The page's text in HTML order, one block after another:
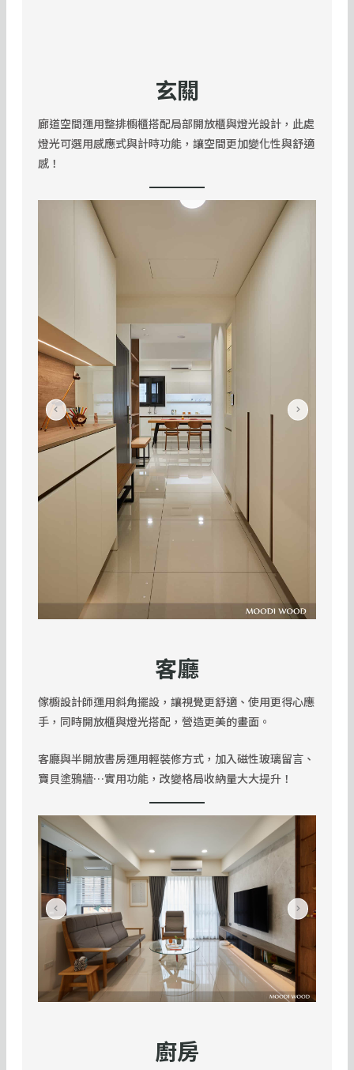
玄關
廊道空間運用整排櫥櫃搭配局部開放櫃與燈光設計，此處
燈光可選用感應式與計時功能，讓空間更加變化性與舒適
感！
客廳
傢櫥設計師運用斜角擺設，讓視覺更舒適、使用更得心應
手，同時開放櫃與燈光搭配，營造更美的畫面。
客廳與半開放書房運用輕裝修方式，加入磁性玻璃留言、
寶貝塗鴉牆…實用功能，改變格局收納量大大提升！
廚房